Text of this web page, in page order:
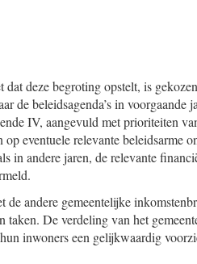
deze begroting opstelt, is
de beleidsagenda’s in voorgaande
IV, aangevuld met prioriteiten
eventuele relevante beleidsarme
in andere jaren, de relevante
andere gemeentelijke
De verdeling van het
inwoners een gelijkwaardig